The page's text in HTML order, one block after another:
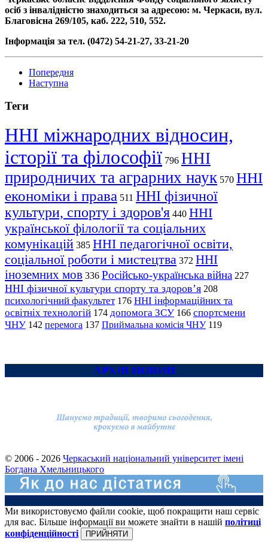
осіб з інвалідністю знаходиться за адресою: м. Черкаси, вул.
Благовісна 269/105, каб. 222, 510, 552.
Інформація за тел. (0472) 54-21-27, 33-21-20
Попередня
Наступна
Теги
ННІ міжнародних відносин,
історії та філософії 796 ННІ
природничих та аграрних наук 570 ННІ
економіки і права 511 ННІ фізичної
культури, спорту і здоров'я 440 ННІ
української філології та соціальних
комунікацій 385 ННІ педагогічної освіти,
соціальної роботи і мистецтва 372 ННІ
іноземних мов 336 Російсько-українська війна 227
ННІ фізичної культури спорту та здоров’я 208
психологічний факультет 176 ННІ інформаційних та
освітніх технологій 174 допомога ЗСУ 166 спортсмени
ЧНУ 142 перемога 137 Приймальна комісія ЧНУ 119
АРХІВ НОВИН
© 2006 - 2026 Черкаський національний університет імені
Богдана Хмельницького
Ми використовуємо файли cookie, щоб покращити наш сервіс
для вас. Більше інформації ви можете знайти в нашій політиці
конфіденційності
ПРИЙНЯТИ